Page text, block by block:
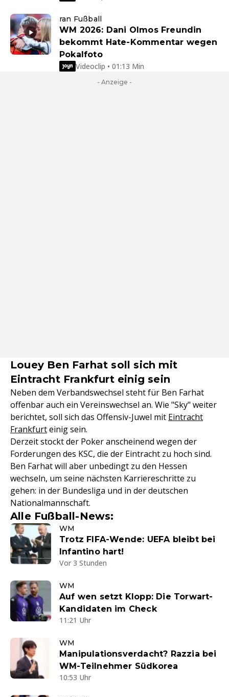
ran Fußball
WM 2026: Dani Olmos Freundin
bekommt Hate-Kommentar wegen
Pokalfoto
Videoclip • 01:13 Min
- Anzeige -
Louey Ben Farhat soll sich mit
Eintracht Frankfurt einig sein
Neben dem Verbandswechsel steht für Ben Farhat
offenbar auch ein Vereinswechsel an. Wie "Sky" weiter
berichtet, soll sich das Offensiv-Juwel mit Eintracht
Frankfurteinig sein.
Derzeit stockt der Poker anscheinend wegen der
Forderungen des KSC, die der Eintracht zu hoch sind.
Ben Farhat will aber unbedingt zu den Hessen
wechseln, um seine nächsten Karriereschritte zu
gehen: in der Bundesliga und in der deutschen
Nationalmannschaft.
Alle Fußball-News:
WM
Trotz FIFA-Wende: UEFA bleibt bei
Infantino hart!
Vor 3 Stunden
WM
Auf wen setzt Klopp: Die Torwart-
Kandidaten im Check
11:21 Uhr
WM
Manipulationsverdacht? Razzia bei
WM-Teilnehmer Südkorea
10:53 Uhr